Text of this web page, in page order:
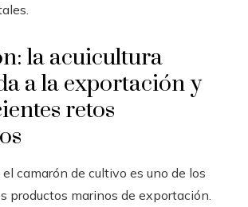
la acuicultura
a la exportación y
retos
camarón de cultivo es uno de los
productos marinos de exportación.